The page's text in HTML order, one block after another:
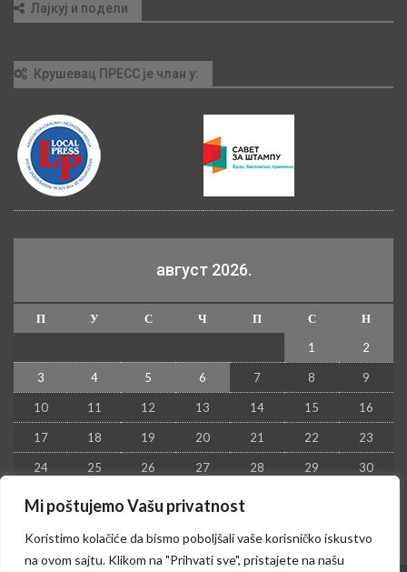
Mi poštujemo Vašu privatnost
Koristimo kolačiće da bismo poboljšali vaše korisničko iskustvo
na ovom sajtu. Klikom na "Prihvati sve", pristajete na našu
Лајкуј и подели
Крушевац ПРЕСС је члан у:
август 2026.
П У С Ч П С
Н
1
2
3 4 5 6 7 8 9
10 11 12 13 14 15 16
17 18 19 20 21 22 23
24 25 26 27 28 29 30
31